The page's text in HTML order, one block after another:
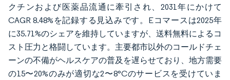
クチンおよび医薬品流通に牽引され、2031年にかけて
CAGR 8.48%を記録する見込みです。Eコマースは2025年
に35.71%のシェアを維持していますが、送料無料によるコ
スト圧力と格闘しています。主要都市以外のコールドチェ
ーンの不備がヘルスケアの普及を遅らせており、地方需要
の15〜20%のみが適切な2〜8°Cのサービスを受けていま